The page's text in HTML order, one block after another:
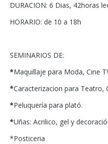
DURACION: 6 Dias, 42horas
HORARIO: de 10 a 18h
SEMINARIOS DE:
*Maquillaje para Moda, Cine
*Caracterizacion para Teatro,
*Peluquería para plató.
*Uñas: Acrilico, gel y
*Posticeria